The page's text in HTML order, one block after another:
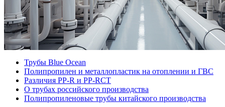
Трубы Blue Ocean
Полипропилен и металлопластик на отоплении и ГВС
Различия PP-R и PP-RCT
О трубах российского производства
Полипропиленовые трубы китайского производства